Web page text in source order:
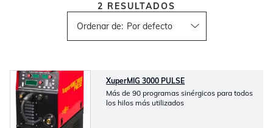
Ordenar de:
2 RESULTADOS
XuperMIG 3000 PULSE
Más de 90 programas sinérgicos para todos
los hilos más utilizados